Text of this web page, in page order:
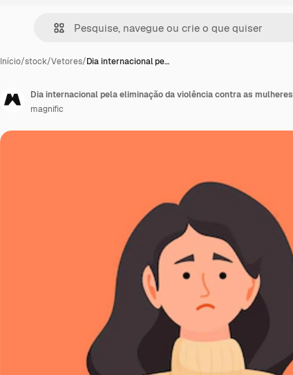
Início/stock/Vetores/Dia internacional pe…
Dia internacional pela eliminação da violência contra as mulheres
magnific